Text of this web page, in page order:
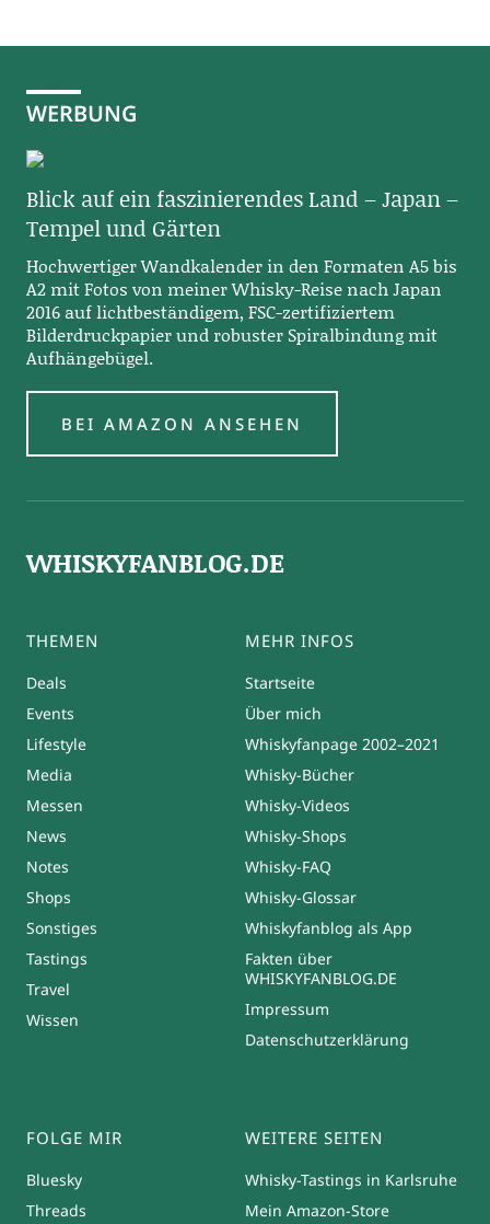
WERBUNG
Blick auf ein faszinierendes Land – Japan –
Tempel und Gärten
Hochwertiger Wandkalender in den Formaten A5 bis
A2 mit Fotos von meiner Whisky-Reise nach Japan
2016 auf lichtbeständigem, FSC-zertifiziertem
Bilderdruckpapier und robuster Spiralbindung mit
Aufhängebügel.
BEI AMAZON ANSEHEN
WHISKYFANBLOG.DE
THEMEN
Deals
Events
Lifestyle
Media
Messen
News
Notes
Shops
Sonstiges
Tastings
Travel
Wissen
MEHR INFOS
Startseite
Über mich
Whiskyfanpage 2002–2021
Whisky-Bücher
Whisky-Videos
Whisky-Shops
Whisky-FAQ
Whisky-Glossar
Whiskyfanblog als App
Fakten über
WHISKYFANBLOG.DE
Impressum
Datenschutzerklärung
FOLGE MIR
Bluesky
Threads
WEITERE SEITEN
Whisky-Tastings in Karlsruhe
Mein Amazon-Store